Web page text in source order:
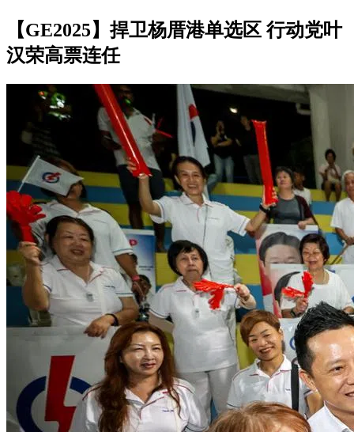
【GE2025】捍卫杨厝港单选区 行动党叶
汉荣高票连任